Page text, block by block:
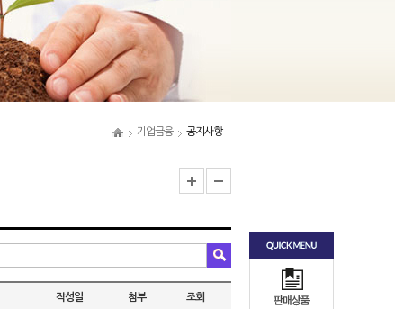
기업금융 공지사항
작성일 첨부 조회